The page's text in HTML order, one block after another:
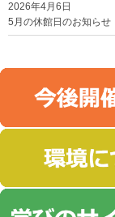
2026年4月6日
5月の休館日のお知らせ